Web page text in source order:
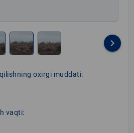
keyboard_arrow_right
oxirgi muddati:
vaqti: